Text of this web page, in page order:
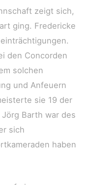
zeigt sich,
ging. Fredericke
den Concorden
solchen
und Anfeuern
sie 19 der
Barth war des
sich
haben